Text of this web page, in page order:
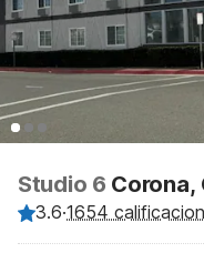
Studio 6 Corona,
3.6·1654